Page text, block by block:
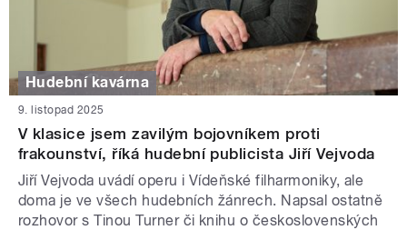
Hudební kavárna
9. listopad 2025
V klasice jsem zavilým bojovníkem proti
frakounství, říká hudební publicista Jiří Vejvoda
Jiří Vejvoda uvádí operu i Vídeňské filharmoniky, ale
doma je ve všech hudebních žánrech. Napsal ostatně
rozhovor s Tinou Turner či knihu o československých